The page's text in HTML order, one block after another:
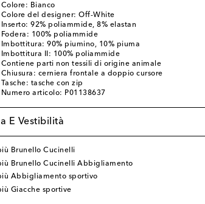
Colore: Bianco
Colore del designer: Off-White
Inserto: 92% poliammide, 8% elastan
Fodera: 100% poliammide
Imbottitura: 90% piumino, 10% piuma
Imbottitura II: 100% poliammide
Contiene parti non tessili di origine animale
Chiusura: cerniera frontale a doppio cursore
Tasche: tasche con zip
Numero articolo: P01138637
E Vestibilità
Brunello Cucinelli
Brunello Cucinelli Abbigliamento
Abbigliamento sportivo
Giacche sportive